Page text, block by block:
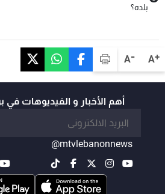
A+
A-
بلده؟
أهم الأخبار و الفيديوهات في
@mtvlebanonnews